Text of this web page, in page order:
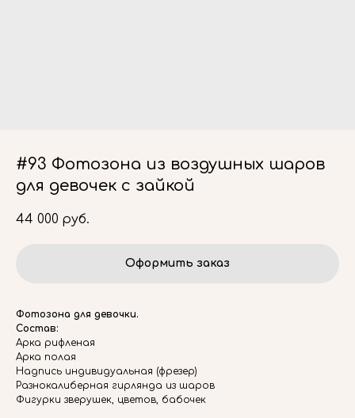
#93 Фотозона из воздушных шаров
для девочек с зайкой
44 000 руб.
Оформить заказ
Фотозона для девочки.
Состав:
Арка рифленая
Арка полая
Надпись индивидуальная (фрезер)
Разнокалиберная гирлянда из шаров
Фигурки зверушек, цветов, бабочек